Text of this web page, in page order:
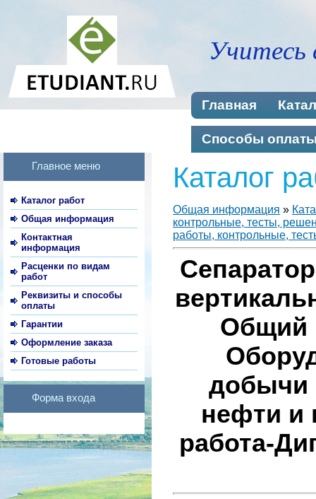
Учитесь
Главная
Способы
Главное меню
Каталог работ
Общая информация
Контактная
информация
Расценки по видам
работ
Реквизиты и способы
оплаты
Гарантии
Оформление заказа
Готовые работы
Форма входа
Каталог
Общая информация »
контрольные, тесты,
работы, контрольные,
Общий
добычи
нефти и
работа-